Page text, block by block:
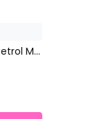
Ribanalı İspanyolpaça Petrol Mavi Kız Çocuk Tayt